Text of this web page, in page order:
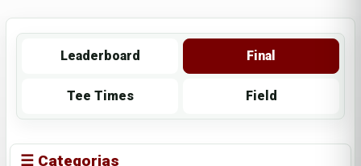
Leaderboard Final
Tee Times Field
☰ Categorias